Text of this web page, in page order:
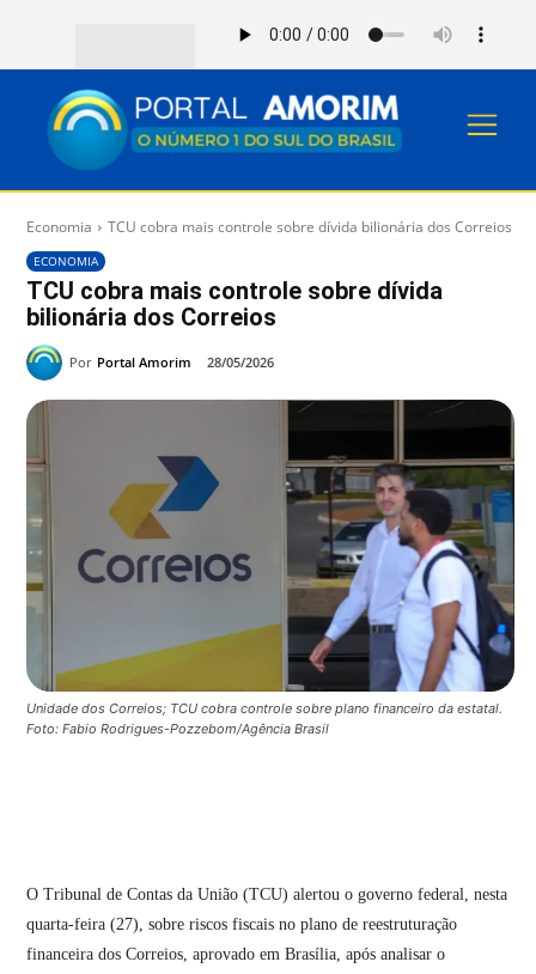
Economia TCU cobra mais controle sobre dívida bilionária dos Correios
ECONOMIA
TCU cobra mais controle sobre dívida
bilionária dos Correios
Por Portal Amorim 28/05/2026
Unidade dos Correios; TCU cobra controle sobre plano financeiro da estatal.
Foto: Fabio Rodrigues-Pozzebom/Agência Brasil
O Tribunal de Contas da União (TCU) alertou o governo federal, nesta
quarta-feira (27), sobre riscos fiscais no plano de reestruturação
financeira dos Correios, aprovado em Brasília, após analisar o